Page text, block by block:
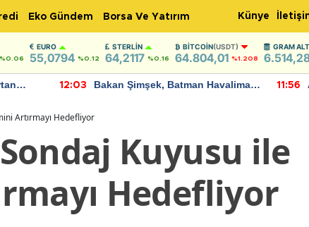
Eko Gündem Borsa Ve Yatırım Künye
%0.06
EURO
55,0794 %0.12
STERLIN
64,2117 %0.16
BITCOIN(USDT)
64.804,01 %1.208
GRAM
12:03
Bakan Şimşek, Batman Havalimanı
11:56
Artırmayı Hedefliyor
Kuyusu ile
Hedefliyor